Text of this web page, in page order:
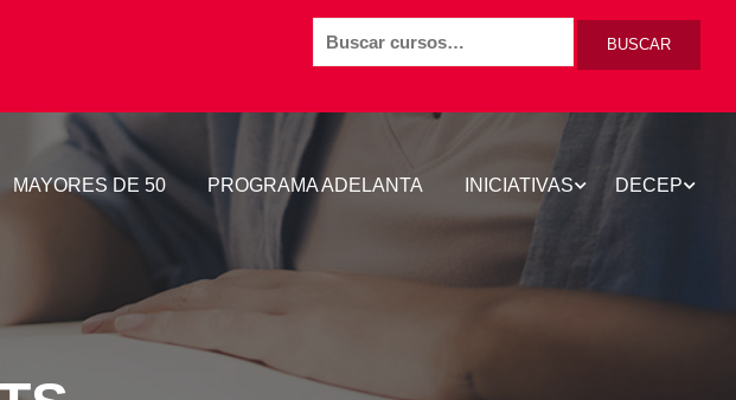
BUSCAR
MAYORES DE 50 PROGRAMA ADELANTA INICIATIVAS DECEP